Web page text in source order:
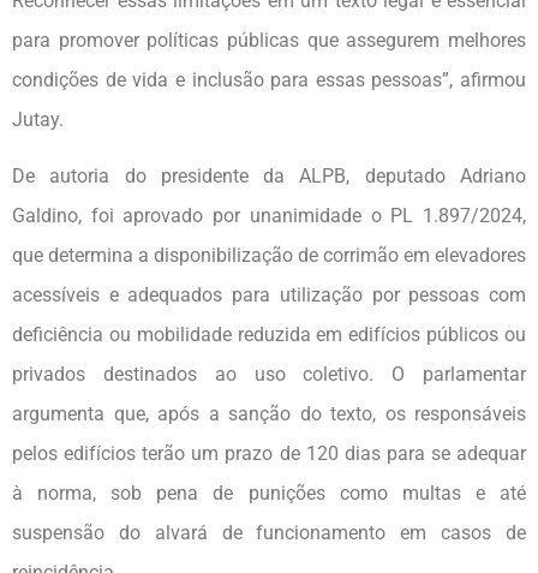
para promover políticas públicas que assegurem melhores
condições de vida e inclusão para essas pessoas”, afirmou
Jutay.
De autoria do presidente da ALPB, deputado Adriano
Galdino, foi aprovado por unanimidade o PL 1.897/2024,
que determina a disponibilização de corrimão em elevadores
acessíveis e adequados para utilização por pessoas com
deficiência ou mobilidade reduzida em edifícios públicos ou
privados destinados ao uso coletivo. O parlamentar
argumenta que, após a sanção do texto, os responsáveis
pelos edifícios terão um prazo de 120 dias para se adequar
à norma, sob pena de punições como multas e até
suspensão do alvará de funcionamento em casos de